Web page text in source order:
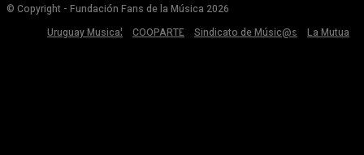
© Copyright - Fundación Fans de la Música 2026
Uruguay Musical
COOPARTE Sindicato de Músic@s La Mutua